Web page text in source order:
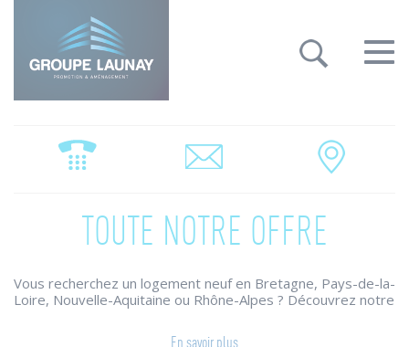
Toggle
TOUTE NOTRE OFFRE
Vous recherchez un logement neuf en Bretagne, Pays-de-la-
Loire, Nouvelle-Aquitaine ou Rhône-Alpes ? Découvrez notre
Le Groupe Launay conjugue ses savoir-faire pour construire
En savoir plus